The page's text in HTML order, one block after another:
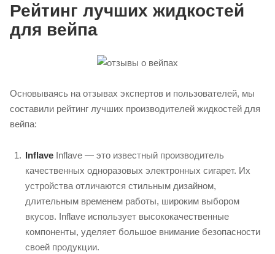
Рейтинг лучших жидкостей
для вейпа
Основываясь на отзывах экспертов и пользователей, мы
составили рейтинг лучших производителей жидкостей для
вейпа:
Inflave Inflave — это известный производитель
качественных одноразовых электронных сигарет. Их
устройства отличаются стильным дизайном,
длительным временем работы, широким выбором
вкусов. Inflave использует высококачественные
компоненты, уделяет большое внимание безопасности
своей продукции.